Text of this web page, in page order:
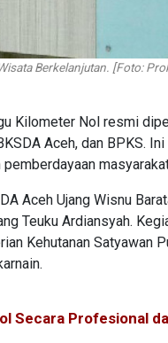
Berkelanjutan. [Foto:
Kilometer Nol resmi
Aceh, dan BPKS.
Aceh Ujang Wisnu
Teuku Ardiansyah.
Kehutanan Satyawan
Secara Profesional